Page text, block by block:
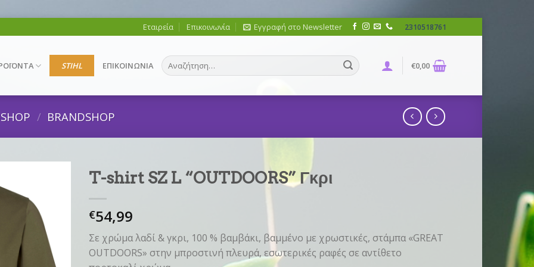
Εταιρεία Επικοινωνία Εγγραφή στο Newsletter 2310518761
STIHL ΕΠΙΚΟΙΝΩΝΙΑ
Αναζήτηση
για:
€0,00
/ BRANDSHOP
T-shirt SZ L “OUTDOORS” Γκρι
€54,99
Σε χρώμα λαδί & γκρι, 100 % βαμβάκι, βαμμένο με χρωστικές, στάμπα «GREAT
OUTDOORS» στην μπροστινή πλευρά, εσωτερικές ραφές σε αντίθετο